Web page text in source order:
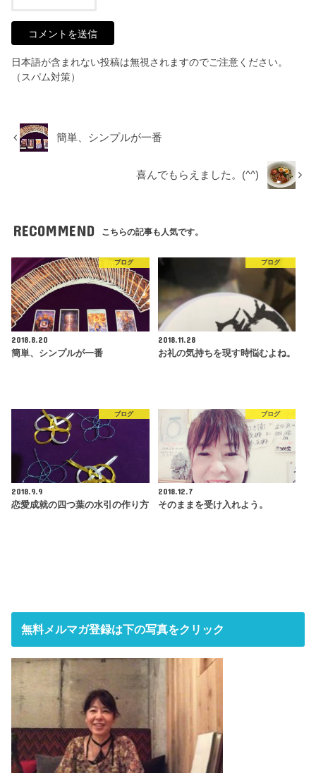
日本語が含まれない投稿は無視されますのでご注意ください。
（スパム対策）
簡単、シンプルが一番
喜んでもらえました。(^^)
RECOMMEND こちらの記事も人気です。
ブログ
2018.8.20
簡単、シンプルが一番
ブログ
2018.11.28
お礼の気持ちを現す時悩むよね。
ブログ
2018.9.9
恋愛成就の四つ葉の水引の作り方
ブログ
2018.12.7
そのままを受け入れよう。
無料メルマガ登録は下の写真をクリック